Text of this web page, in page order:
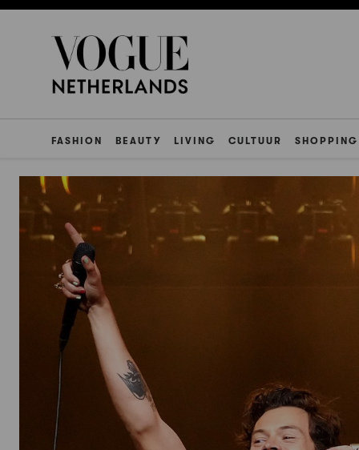
FASHION BEAUTY LIVING CULTUUR SHOPPING